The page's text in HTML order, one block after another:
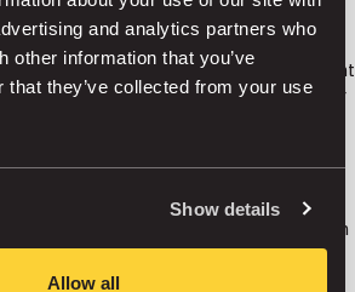
and analytics partners who
other information that you’ve
that they’ve collected from your use
Show details
Allow all
naar voetbal te kijken.
zichtbaarheid - het is operationele
probleem oplost. Vrouwensport kent
toe te voegen „waar parkeer ik?” naar
in Nederland is meer nodig dan
infrastructuur - trainingsfaciliteiten,
praktische elementen bepalen of